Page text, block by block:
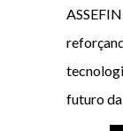
futuro